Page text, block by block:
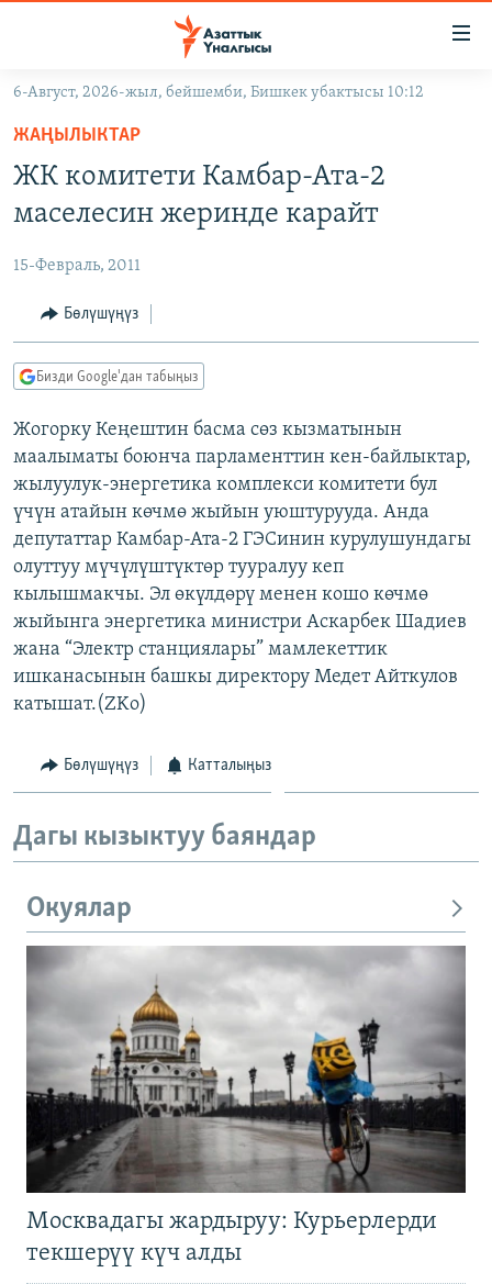
Навигацияга
өтүңүз
Издөөгө
салыңыз
ЭКОНОМИКА
МАДАНИЯТ
БОРБОР АЗИЯ
АТАЙЫН ИЛИКТӨӨ
ТВ ПРОГРАММАЛАР
ЭКСПЕРТТЕР ТАЛДАЙТ
БИЗ ЖАНА ДҮЙНӨ
ЭЖЕ-СИҢДИЛЕР
АЗАТТЫК+
ЫҢГАЙСЫЗ СУРООЛОР
ӨЗГӨЧӨ ПИКИР
Русский
ОНЛАЙН ШЕРИНЕ
ЭЕ/АРнун бардык сайттары
6-Август, 2026-жыл, бейшемби, Бишкек убактысы 10:12
ЖАҢЫЛЫКТАР
ЖК комитети Камбар-Ата-2
маселесин жеринде карайт
15-Февраль, 2011
Бөлүшүңүз
Бизди Google'дан табыңыз
Жогорку Кеңештин басма сөз кызматынын
маалыматы боюнча парламенттин кен-байлыктар,
жылуулук-энергетика комплекси комитети бул
үчүн атайын көчмө жыйын уюштурууда. Анда
депутаттар Камбар-Ата-2 ГЭСинин курулушундагы
олуттуу мүчүлүштүктөр тууралуу кеп
кылышмакчы. Эл өкүлдөрү менен кошо көчмө
жыйынга энергетика министри Аскарбек Шадиев
жана “Электр станциялары” мамлекеттик
ишканасынын башкы директору Медет Айткулов
катышат.(ZKo)
Бөлүшүңүз Катталыңыз
Дагы кызыктуу баяндар
Окуялар
Москвадагы жардыруу: Курьерлерди
текшерүү күч алды